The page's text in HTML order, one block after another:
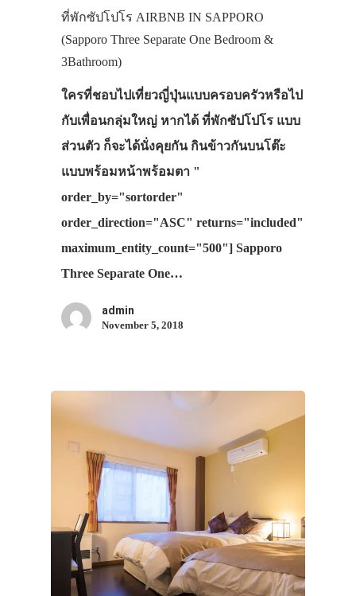
ที่พักซัปโปโร AIRBNB IN SAPPORO
(Sapporo Three Separate One Bedroom &
3Bathroom)
ใครที่ชอบไปเที่ยวญี่ปุ่นแบบครอบครัวหรือไป
กับเพื่อนกลุ่มใหญ่ หากได้ ที่พักซัปโปโร แบบ
ส่วนตัว ก็จะได้นั่งคุยกัน กินข้าวกันบนโต๊ะ
แบบพร้อมหน้าพร้อมตา "
order_by="sortorder"
order_direction="ASC" returns="included"
maximum_entity_count="500"] Sapporo
Three Separate One…
admin
November 5, 2018